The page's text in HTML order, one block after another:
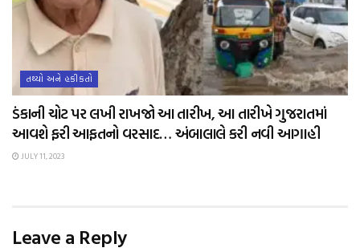
તથ્યો અને હકીકતો
ડંકાની ચોટ પર લખી રાખજો આ તારીખ, આ તારીખે ગુજરાતમાં
આવશે ફરી આફતનો વરસાદ… અંબાલાલે કરી નવી આગાહી
JULY 11, 2023
Leave a Reply